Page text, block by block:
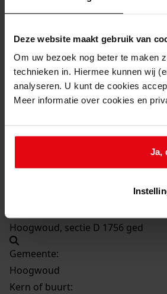
Deze website maakt gebruik van
Om uw bezoek nog beter te maken
technieken in. Hiermee kunnen wij
analyseren. U kunt de cookies
Meer informatie over cookies en
Ja,
Datum vergunning:
16-10-1974
Adres:
Hoogwoud, Burgemeester
Nieuw adres:
Hoogwoud, Burgemeester
Hoogwoud, sectie D 1756 ged
Gemeente:
Hoogwoud
Kern of buurt: